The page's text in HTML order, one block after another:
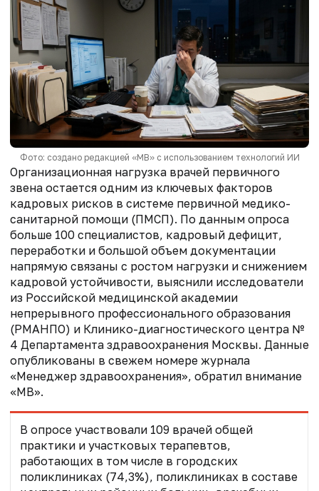
Фото: создано редакцией «МВ» с использованием технологий ИИ
Организационная нагрузка врачей первичного
звена остается одним из ключевых факторов
кадровых рисков в системе первичной медико-
санитарной помощи (ПМСП). По данным опроса
больше 100 специалистов, кадровый дефицит,
переработки и большой объем документации
напрямую связаны с ростом нагрузки и снижением
кадровой устойчивости, выяснили исследователи
из Российской медицинской академии
непрерывного профессионального образования
(РМАНПО) и Клинико-диагностического центра №
4 Департамента здравоохранения Москвы. Данные
опубликованы в свежем номере журнала
«Менеджер здравоохранения», обратил внимание
«МВ».
В опросе участвовали 109 врачей общей
практики и участковых терапевтов,
работающих в том числе в городских
поликлиниках (74,3%), поликлиниках в составе